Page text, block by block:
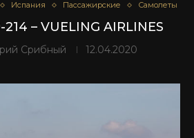
Испания Пассажирские Самолеты
– VUELING AIRLINES
Срибный 12.04.2020